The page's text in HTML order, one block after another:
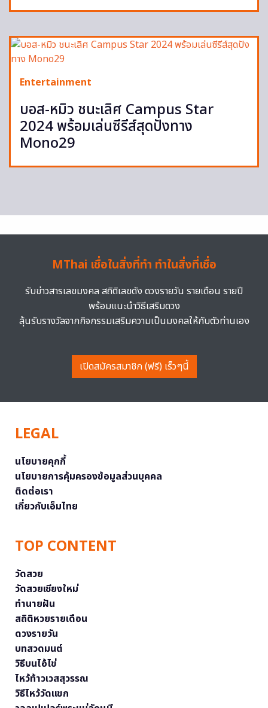
Entertainment
บอส-หมิว ชนะเลิศ Campus Star
2024 พร้อมเล่นซีรีส์สุดปังทาง
Mono29
MThai เชื่อในสิ่งที่ทำ ทำในสิ่งที่เชื่อ
รับข่าวสารเลขมงคล สถิติเลขดัง ดวงรายวัน รายเดือน รายปี
พร้อมแนะนำวิธีเสริมดวง
ลุ้นรับรางวัลจากกิจกรรมเสริมความเป็นมงคลให้กับตัวท่านเอง
เปิดสมัครสมาชิก (ฟรี) เร็วๆนี้
LEGAL
นโยบายคุกกี้
นโยบายการคุ้มครองข้อมูลส่วนบุคคล
ติดต่อเรา
เกี่ยวกับเอ็มไทย
TOP CONTENT
วัดสวย
วัดสวยเชียงใหม่
ทำนายฝัน
สถิติหวยรายเดือน
ดวงรายวัน
บทสวดมนต์
วิธีบนไอ้ไข่
ไหว้ท้าวเวสสุวรรณ
วิธีไหว้วัดแขก